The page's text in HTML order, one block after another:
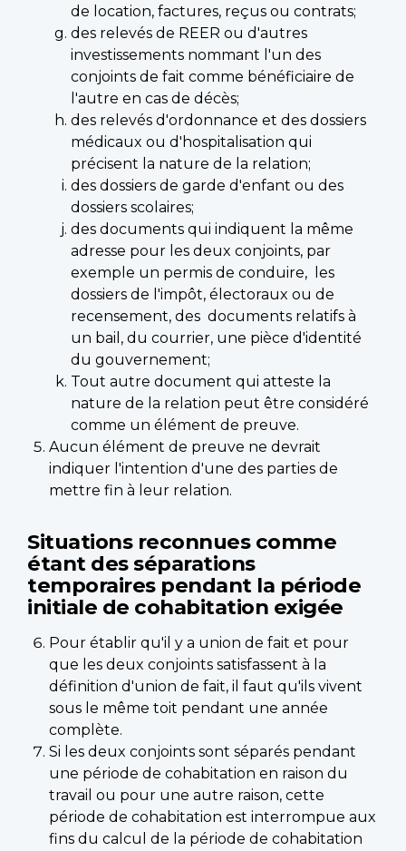
de location, factures, reçus ou contrats;
des relevés de REER ou d'autres
investissements nommant l'un des
conjoints de fait comme bénéficiaire de
l'autre en cas de décès;
des relevés d'ordonnance et des dossiers
médicaux ou d'hospitalisation qui
précisent la nature de la relation;
des dossiers de garde d'enfant ou des
dossiers scolaires;
des documents qui indiquent la même
adresse pour les deux conjoints, par
exemple un permis de conduire, les
dossiers de l'impôt, électoraux ou de
recensement, des documents relatifs à
un bail, du courrier, une pièce d'identité
du gouvernement;
Tout autre document qui atteste la
nature de la relation peut être considéré
comme un élément de preuve.
Aucun élément de preuve ne devrait
indiquer l'intention d'une des parties de
mettre fin à leur relation.
Situations reconnues comme
étant des séparations
temporaires pendant la période
initiale de cohabitation exigée
Pour établir qu'il y a union de fait et pour
que les deux conjoints satisfassent à la
définition d'union de fait, il faut qu'ils vivent
sous le même toit pendant une année
complète.
Si les deux conjoints sont séparés pendant
une période de cohabitation en raison du
travail ou pour une autre raison, cette
période de cohabitation est interrompue aux
fins du calcul de la période de cohabitation